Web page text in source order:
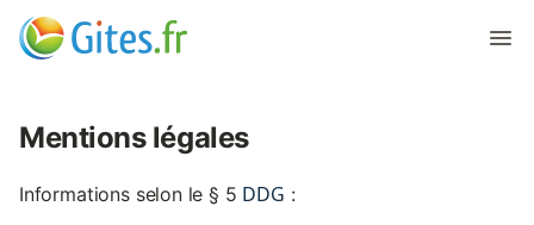
Mentions légales
Informations selon le § 5 DDG :